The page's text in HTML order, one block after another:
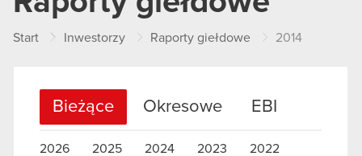
Start Inwestorzy Raporty giełdowe 2014
Bieżące Okresowe EBI
2026 2025 2024 2023
2022